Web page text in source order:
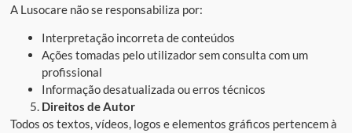
A Lusocare não se responsabiliza por:
Interpretação incorreta de conteúdos
Ações tomadas pelo utilizador sem consulta com um
profissional
Informação desatualizada ou erros técnicos
Direitos de Autor
Todos os textos, vídeos, logos e elementos gráficos pertencem à